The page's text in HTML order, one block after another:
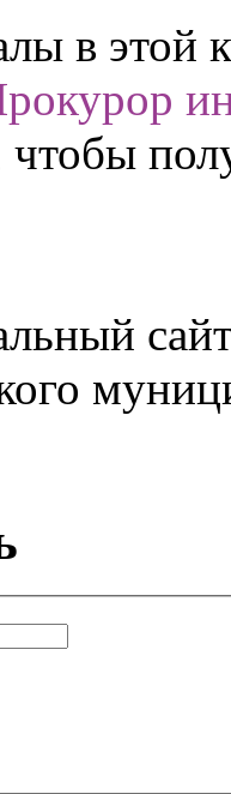
в этой
чтобы